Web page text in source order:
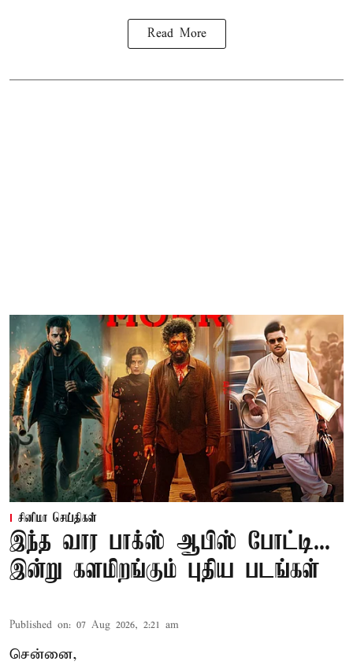
Read More
சினிமா செய்திகள்
இந்த வார பாக்ஸ் ஆபிஸ் போட்டி...
இன்று களமிறங்கும் புதிய படங்கள்
Published on: 07 Aug 2026, 2:21 am
சென்னை,